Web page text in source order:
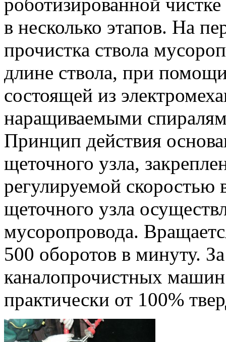
в несколько этапов. На
прочистка ствола
длине ствола, при
состоящей из
наращиваемыми
Принцип действия
щеточного узла,
регулируемой
щеточного узла
мусоропровода.
500 оборотов в минуту.
каналопрочистных машин
практически от 100%